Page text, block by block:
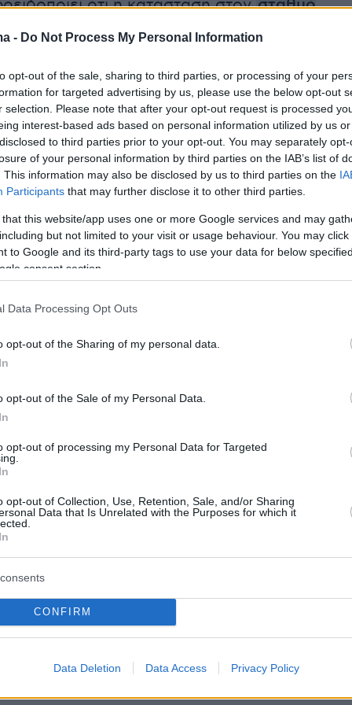
- Do Not Process My Personal Information
opt-out of the sale, sharing to third parties, or processing of your
for targeted advertising by us, please use the below opt-out
selection. Please note that after your opt-out request is processed
interest-based ads based on personal information utilized by us
to third parties prior to your opt-out. You may separately
of your personal information by third parties on the IAB’s list of
This information may also be disclosed by us to third parties on the
Participants that may further disclose it to other third parties.
that this website/app uses one or more Google services and may
but not limited to your visit or usage behaviour. You may
to Google and its third-party tags to use your data for below
consent section.
Data Processing Opt Outs
opt-out of the Sharing of my personal data.
opt-out of the Sale of my Personal Data.
opt-out of processing my Personal Data for Targeted
opt-out of Collection, Use, Retention, Sale, and/or Sharing
Data that Is Unrelated with the Purposes for which it
CONFIRM
Data Deletion Data Access Privacy Policy
ότι η κατάσταση στονσταθμό
βρίσκεται υπό ρωσικό έλεγχο, φτάνει
επιστροφή» λόγω των εντατικών
Ο επικεφαλής της εταιρείας, Αλεξέι
ότι περίπου 2.600 τόνοι πυρηνικού
στις εγκαταστάσεις και ότι το
να λειτουργεί κανονικά για τη διατήρηση
του καυσίμου.
ζημιές ή τραυματισμούς και ότι η
σταθμού συνεχίζεται κανονικά. Ωστόσο,
ότι στις 30 Ιουλίου είχε σημειωθεί
του Διεθνούς Οργανισμού Ατομικής
καταλήφθηκε από ρωσικές δυνάμεις
2022. Από τότε, κάθε πλευρά κατηγορεί
δραστηριότητες που ενδέχεται να
την πυρηνική ασφάλεια. Η Rosatom
για αυξημένο κίνδυνο όχι μόνο για την
Ειδήσειςαπό την Ελλάδα και τον Κόσμο, τη
Protothema.gr
ΠΡΟΣΘΗΚΗ ΣΧΟΛΙΟΥ